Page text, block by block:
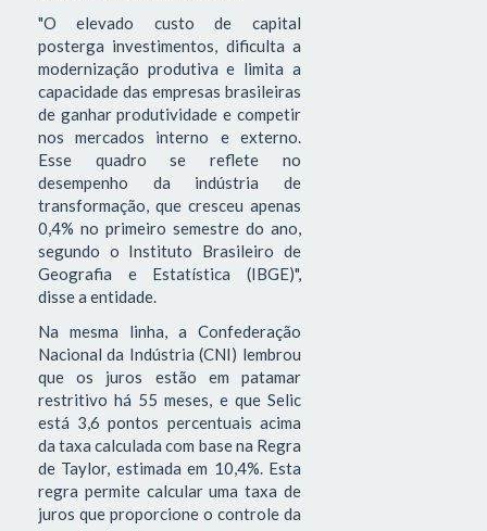
"O elevado custo de capital
posterga investimentos, dificulta a
modernização produtiva e limita a
capacidade das empresas brasileiras
de ganhar produtividade e competir
nos mercados interno e externo.
Esse quadro se reflete no
desempenho da indústria de
transformação, que cresceu apenas
0,4% no primeiro semestre do ano,
segundo o Instituto Brasileiro de
Geografia e Estatística (IBGE)",
disse a entidade.
Na mesma linha, a Confederação
Nacional da Indústria (CNI) lembrou
que os juros estão em patamar
restritivo há 55 meses, e que Selic
está 3,6 pontos percentuais acima
da taxa calculada com base na Regra
de Taylor, estimada em 10,4%. Esta
regra permite calcular uma taxa de
juros que proporcione o controle da